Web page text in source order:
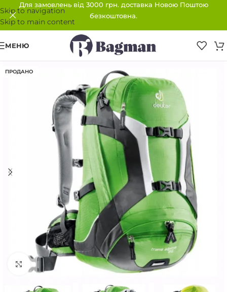
Skip to navigation
Skip to main content
Для замовлень від 3000 грн. доставка Новою Поштою
безкоштовна.
МЕНЮ
ПРОДАНО
Клацніть, щоб збільшити